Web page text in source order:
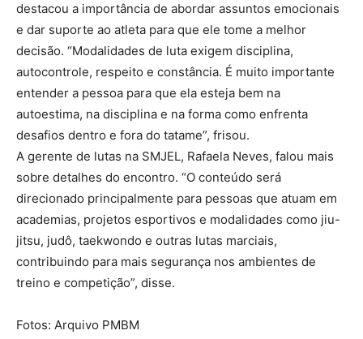
destacou a importância de abordar assuntos emocionais
e dar suporte ao atleta para que ele tome a melhor
decisão. “Modalidades de luta exigem disciplina,
autocontrole, respeito e constância. É muito importante
entender a pessoa para que ela esteja bem na
autoestima, na disciplina e na forma como enfrenta
desafios dentro e fora do tatame”, frisou.
A gerente de lutas na SMJEL, Rafaela Neves, falou mais
sobre detalhes do encontro. “O conteúdo será
direcionado principalmente para pessoas que atuam em
academias, projetos esportivos e modalidades como jiu-
jitsu, judô, taekwondo e outras lutas marciais,
contribuindo para mais segurança nos ambientes de
treino e competição”, disse.
Fotos: Arquivo PMBM